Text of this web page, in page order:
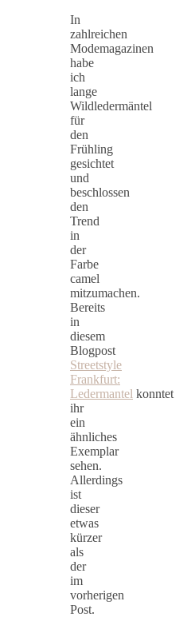
In
zahlreichen
Modemagazinen
habe
ich
lange
Wildledermäntel
für
den
Frühling
gesichtet
und
beschlossen
den
Trend
in
der
Farbe
camel
mitzumachen.
Bereits
in
diesem
Blogpost
Streetstyle
Frankfurt:
Ledermantel konntet
ihr
ein
ähnliches
Exemplar
sehen.
Allerdings
ist
dieser
etwas
kürzer
als
der
im
vorherigen
Post.